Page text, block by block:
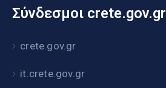
Σύνδεσμοι crete.gov.gr
crete.gov.gr
it.crete.gov.gr